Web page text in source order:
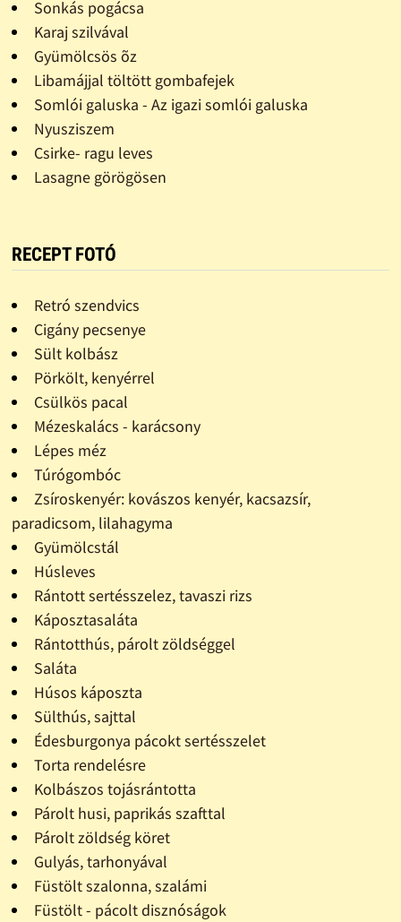
Sonkás pogácsa
Karaj szilvával
Gyümölcsös õz
Libamájjal töltött gombafejek
Somlói galuska - Az igazi somlói galuska
Nyusziszem
Csirke- ragu leves
Lasagne görögösen
RECEPT FOTÓ
Retró szendvics
Cigány pecsenye
Sült kolbász
Pörkölt, kenyérrel
Csülkös pacal
Mézeskalács - karácsony
Lépes méz
Túrógombóc
Zsíroskenyér: kovászos kenyér, kacsazsír,
paradicsom, lilahagyma
Gyümölcstál
Húsleves
Rántott sertésszelez, tavaszi rizs
Káposztasaláta
Rántotthús, párolt zöldséggel
Saláta
Húsos káposzta
Sülthús, sajttal
Édesburgonya pácokt sertésszelet
Torta rendelésre
Kolbászos tojásrántotta
Párolt husi, paprikás szafttal
Párolt zöldség köret
Gulyás, tarhonyával
Füstölt szalonna, szalámi
Füstölt - pácolt disznóságok